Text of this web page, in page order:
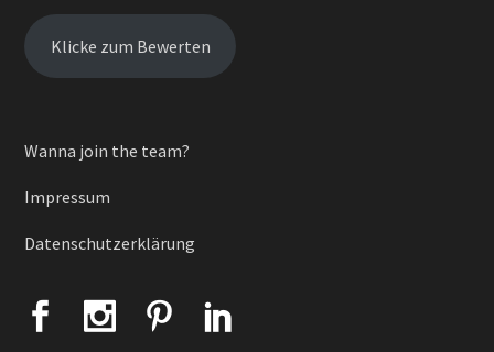
Klicke zum Bewerten
Wanna join the team?
Impressum
Datenschutzerklärung